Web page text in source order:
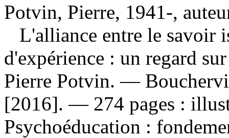
Potvin, Pierre, 1941-,
L'alliance entre le savoir
d'expérience : un regard
Pierre Potvin. —
[2016]. — 274 pages :
Psychoéducation :